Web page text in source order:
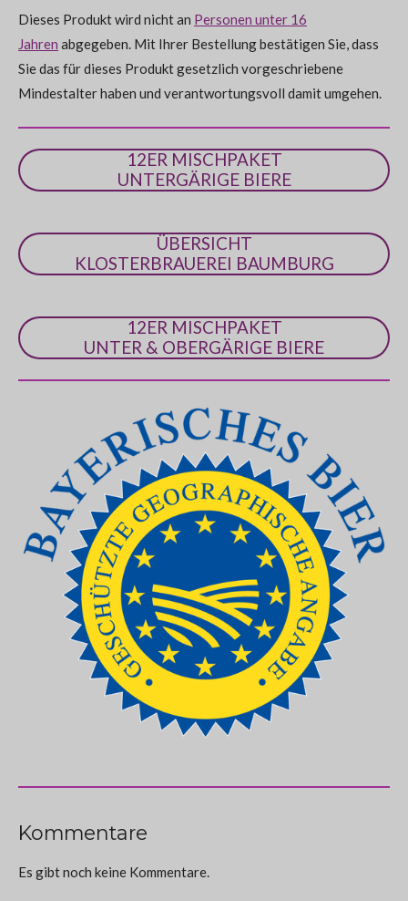
0
S
t
e
e
e
Dieses Produkt wird nicht an Personen unter 16
Jahren abgegeben. Mit Ihrer Bestellung bestätigen Sie, dass
Sie das für dieses Produkt gesetzlich vorgeschriebene
Mindestalter haben und verantwortungsvoll damit umgehen.
12ER MISCHPAKET
UNTERGÄRIGE BIERE
ÜBERSICHT
KLOSTERBRAUEREI BAUMBURG
12ER MISCHPAKET
UNTER & OBERGÄRIGE BIERE
Kommentare
Es gibt noch keine Kommentare.